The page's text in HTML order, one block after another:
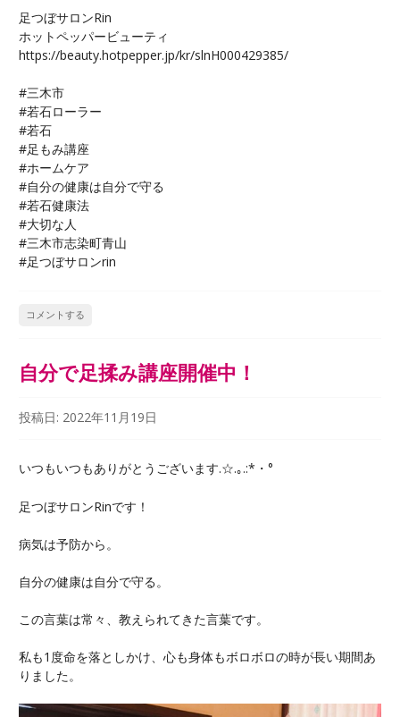
足つぼサロンRin
ホットペッパービューティ
https://beauty.hotpepper.jp/kr/slnH000429385/
#三木市
#若石ローラー
#若石
#足もみ講座
#ホームケア
#自分の健康は自分で守る
#若石健康法
#大切な人
#三木市志染町青山
#足つぼサロンrin
コメントする
自分で足揉み講座開催中！
投稿日: 2022年11月19日
いつもいつもありがとうございます.☆.｡.:*・°
足つぼサロンRinです！
病気は予防から。
自分の健康は自分で守る。
この言葉は常々、教えられてきた言葉です。
私も1度命を落としかけ、心も身体もボロボロの時が長い期間あ
りました。